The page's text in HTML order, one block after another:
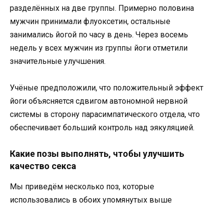
разделённых на две группы. Примерно половина
мужчин принимали флуоксетин, остальные
занимались йогой по часу в день. Через восемь
недель у всех мужчин из группы йоги отметили
значительные улучшения.
Учёные предположили, что положительный эффект
йоги объясняется сдвигом автономной нервной
системы в сторону парасимпатического отдела, что
обеспечивает больший контроль над эякуляцией.
Какие позы выполнять, чтобы улучшить
качество секса
Мы приведём несколько поз, которые
использовались в обоих упомянутых выше